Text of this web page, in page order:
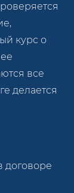
курс о
все
делается
договоре